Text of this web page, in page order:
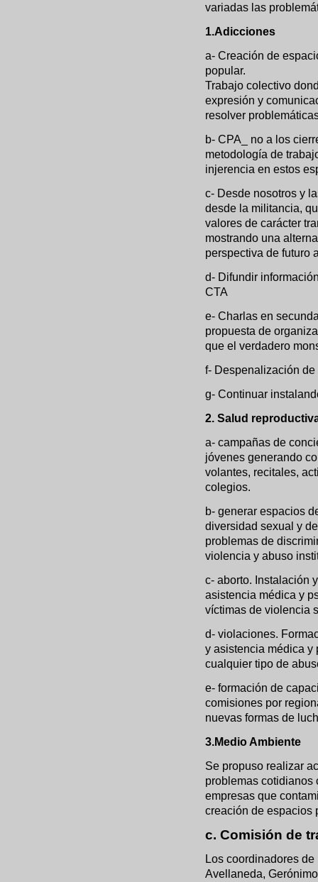
variadas las
1.Adicciones
a- Creación de
popular.
Trabajo colectivo
expresión y
resolver
b- CPA_ no a los
metodología de
injerencia en estos
c- Desde nosotros y
desde la militancia,
valores de carácter
mostrando una
perspectiva de futuro
d- Difundir
CTA
e- Charlas en
propuesta de
que el verdadero
f- Despenalización
g- Continuar
2. Salud
a- campañas de
jóvenes generando
volantes, recitales,
colegios.
b- generar espacios
diversidad sexual y
problemas de
violencia y abuso
c- aborto. Instalación
asistencia médica y
víctimas de violencia
d- violaciones.
y asistencia médica y
cualquier tipo de
e- formación de
comisiones por
nuevas formas de
3.Medio Ambiente
Se propuso realizar
problemas cotidianos
empresas que
creación de espacios
c. Comisión de
Los coordinadores
Avellaneda,